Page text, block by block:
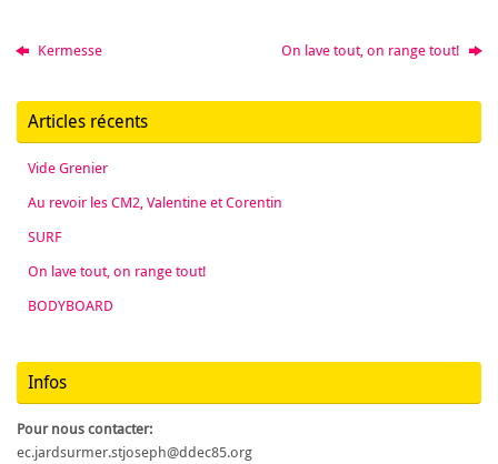
Kermesse On lave tout, on range tout!
Articles récents
Vide Grenier
Au revoir les CM2, Valentine et Corentin
SURF
On lave tout, on range tout!
BODYBOARD
Infos
Pour nous contacter:
ec.jardsurmer.stjoseph@ddec85.org